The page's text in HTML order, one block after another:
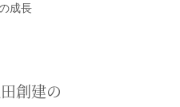
成長
創建の